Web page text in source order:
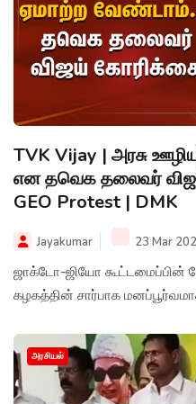
TVK Vijay | அரசு
என தவெக தலைவர்
GEO Protest | DMK
Jayakumar 23 Mar
ஜாக்டோ-ஜியோ கூட்டமைப்பின்
கழகத்தின் சார்பாக
அரசியல்